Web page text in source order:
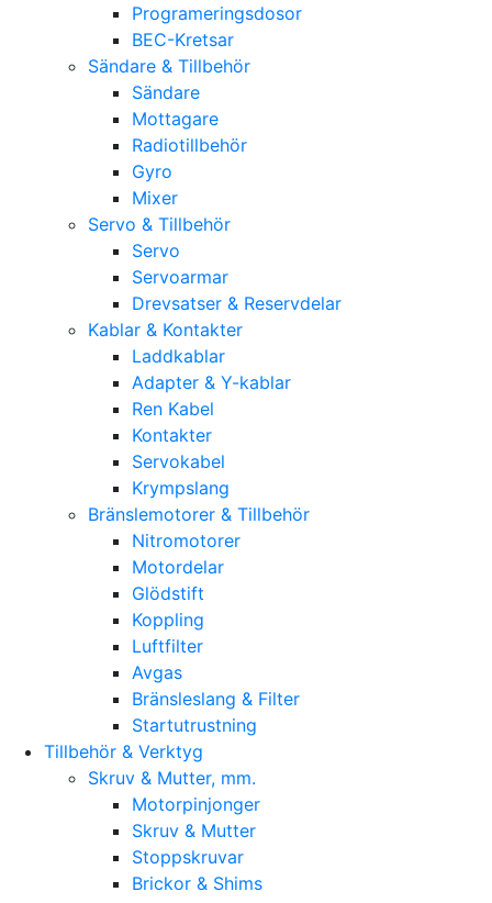
Programeringsdosor
BEC-Kretsar
Sändare & Tillbehör
Sändare
Mottagare
Radiotillbehör
Gyro
Mixer
Servo & Tillbehör
Servo
Servoarmar
Drevsatser & Reservdelar
Kablar & Kontakter
Laddkablar
Adapter & Y-kablar
Ren Kabel
Kontakter
Servokabel
Krympslang
Bränslemotorer & Tillbehör
Nitromotorer
Motordelar
Glödstift
Koppling
Luftfilter
Avgas
Bränsleslang & Filter
Startutrustning
Tillbehör & Verktyg
Skruv & Mutter, mm.
Motorpinjonger
Skruv & Mutter
Stoppskruvar
Brickor & Shims